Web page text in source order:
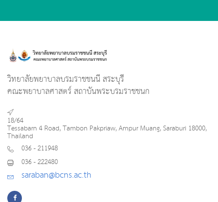
วิทยาลัยพยาบาลบรมราชชนนี สระบุรี
คณะพยาบาลศาสตร์ สถาบันพระบรมราชชนก
18/64
Tessabarn 4 Road, Tambon Pakpriaw, Ampur Muang, Saraburi 18000,
Thailand
036 - 211948
036 - 222480
saraban@bcns.ac.th